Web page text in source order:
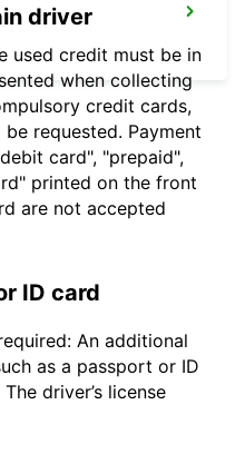
driver
used credit must be in
when collecting
credit cards,
requested. Payment
card", "prepaid",
printed on the front
are not accepted
ID card
An additional
as a passport or ID
driver’s license